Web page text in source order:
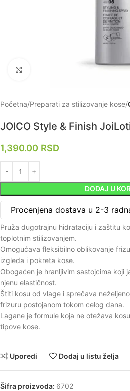
Početna Preparati za stilizovanje kose
JOICO Style & Finish
1,390.00 RSD
DODAJ U
Procenjena dostava u 2-3
Pruža dugotrajnu hidrataciju i zaštitu
toplotnim stilizovanjem.
Omogućava fleksibilno oblikovanje
izgleda i pokreta kose.
Obogaćen je hranljivim sastojcima koji
njenu elastičnost.
Štiti kosu od vlage i sprečava
frizuru postojanom tokom celog dana.
Lagane je formule koja ne otežava
tipove kose.
Uporedi Dodaj u listu želja
Šifra proizvoda: 6702